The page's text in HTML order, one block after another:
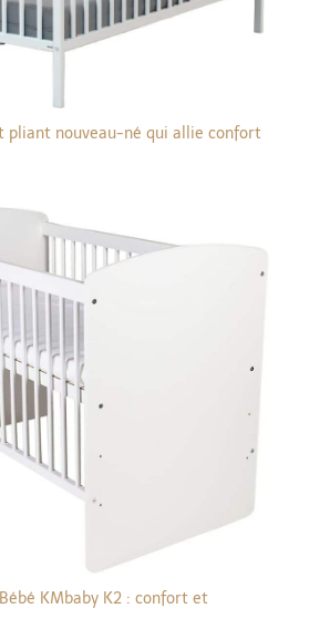
pliant nouveau-né qui allie confort
KMbaby K2 : confort et